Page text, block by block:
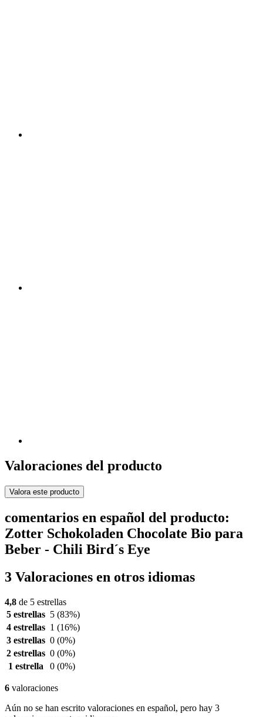
Valoraciones del producto
Valora este producto
comentarios en español del producto:
Zotter Schokoladen Chocolate Bio para
Beber - Chili Bird´s Eye
3 Valoraciones en otros idiomas
4,8 de 5 estrellas
5 estrellas 5 (83%)
4 estrellas 1 (16%)
3 estrellas 0 (0%)
2 estrellas 0 (0%)
1 estrella
0 (0%)
6 valoraciones
Aún no se han escrito valoraciones en español, pero hay 3